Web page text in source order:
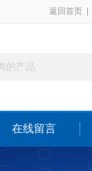
返回首页
在线留言